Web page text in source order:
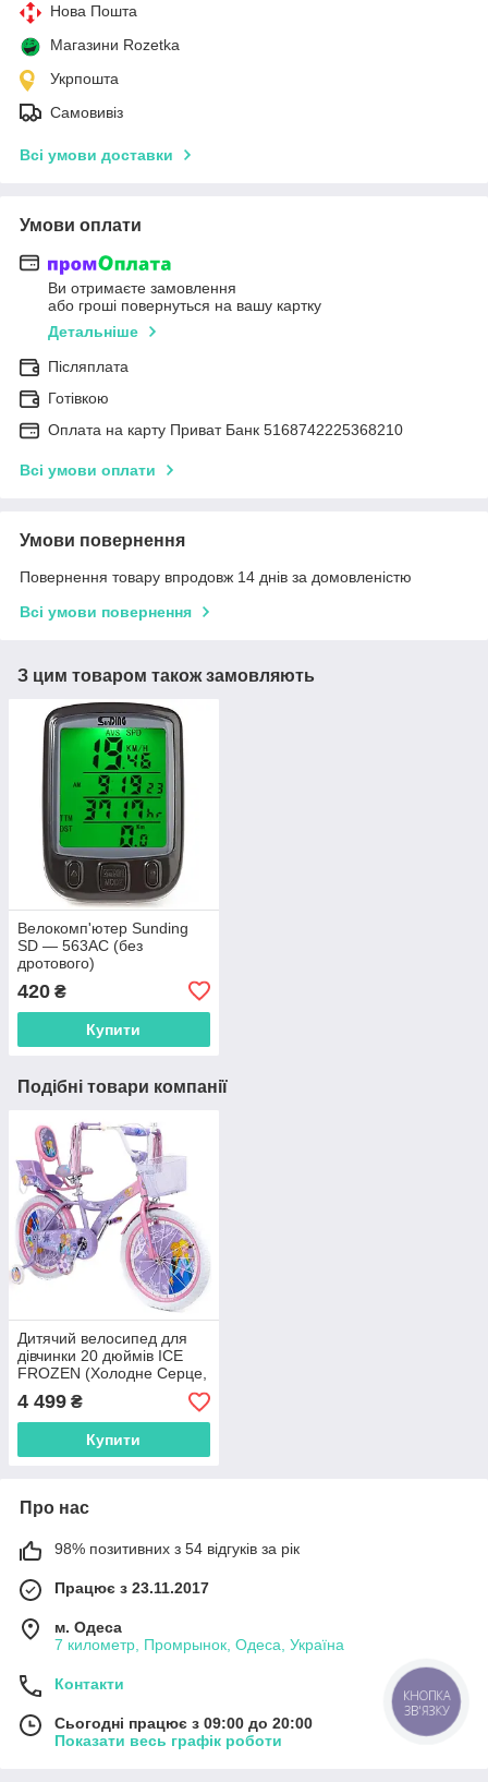
Нова Пошта
Магазини Rozetka
Укрпошта
Самовивіз
Всі умови доставки
Умови оплати
Ви отримаєте замовлення
або гроші повернуться на вашу картку
Детальніше
Післяплата
Готівкою
Оплата на карту Приват Банк 5168742225368210
Всі умови оплати
Умови повернення
Повернення товару впродовж 14 днів за домовленістю
Всі умови повернення
З цим товаром також замовляють
Велокомп'ютер Sunding
SD — 563AC (без
дротового)
420 ₴
Купити
Подібні товари компанії
Дитячий велосипед для
дівчинки 20 дюймів ICE
FROZEN (Холодне Серце,
Ельза)
4 499 ₴
Купити
Про нас
98% позитивних з 54 відгуків за рік
Працює з 23.11.2017
м. Одеса
7 километр, Промрынок, Одеса, Україна
Контакти
Сьогодні працює з 09:00 до 20:00
Показати весь графік роботи
КНОПКА
ЗВ'ЯЗКУ